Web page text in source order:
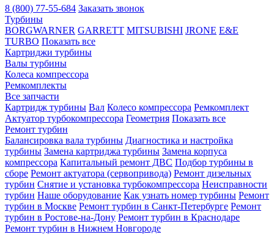
8 (800) 77-55-684 Заказать звонок
Турбины
BORGWARNER GARRETT MITSUBISHI JRONE E&E
TURBO Показать все
Картриджи турбины
Валы турбины
Колеса компрессора
Ремкомплекты
Все запчасти
Картридж турбины Вал Колесо компрессора Ремкомплект
Актуатор турбокомпрессора Геометрия Показать все
Ремонт турбин
Балансировка вала турбины Диагностика и настройка
турбины Замена картриджа турбины Замена корпуса
компрессора Капитальный ремонт ДВС Подбор турбины в
сборе Ремонт актуатора (сервопривода) Ремонт дизельных
турбин Снятие и установка турбокомпрессора Неисправности
турбин Наше оборудование Как узнать номер турбины Ремонт
турбин в Москве Ремонт турбин в Санкт-Петербурге Ремонт
турбин в Ростове-на-Дону Ремонт турбин в Краснодаре
Ремонт турбин в Нижнем Новгороде